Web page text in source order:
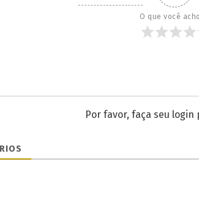
O que você
Por favor, faça seu